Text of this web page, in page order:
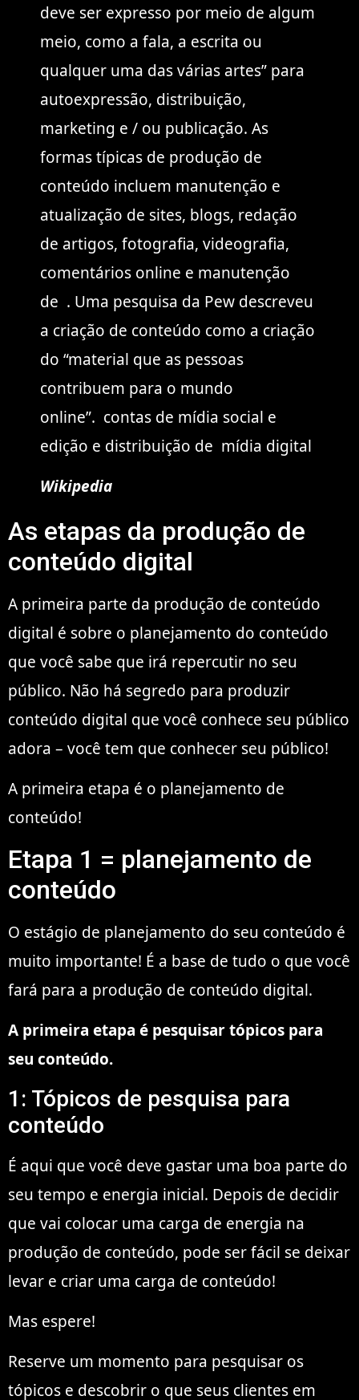
deve ser expresso por meio de algum
meio, como a fala, a escrita ou
qualquer uma das várias artes” para
autoexpressão, distribuição,
marketing e / ou publicação. As
formas típicas de produção de
conteúdo incluem manutenção e
atualização de sites, blogs, redação
de artigos, fotografia, videografia,
comentários online e manutenção
de . Uma pesquisa da Pew descreveu
a criação de conteúdo como a criação
do “material que as pessoas
contribuem para o mundo
online”. contas de mídia social e
edição e distribuição de mídia digital
Wikipedia
As etapas da produção de
conteúdo digital
A primeira parte da produção de conteúdo
digital é sobre o planejamento do conteúdo
que você sabe que irá repercutir no seu
público. Não há segredo para produzir
conteúdo digital que você conhece seu público
adora – você tem que conhecer seu público!
A primeira etapa é o planejamento de
conteúdo!
Etapa 1 = planejamento de
conteúdo
O estágio de planejamento do seu conteúdo é
muito importante! É a base de tudo o que você
fará para a produção de conteúdo digital.
A primeira etapa é pesquisar tópicos para
seu conteúdo.
1: Tópicos de pesquisa para
conteúdo
É aqui que você deve gastar uma boa parte do
seu tempo e energia inicial. Depois de decidir
que vai colocar uma carga de energia na
produção de conteúdo, pode ser fácil se deixar
levar e criar uma carga de conteúdo!
Mas espere!
Reserve um momento para pesquisar os
tópicos e descobrir o que seus clientes em